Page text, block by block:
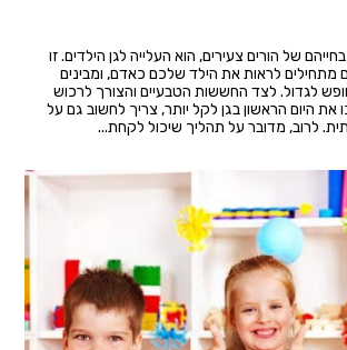
של הורים צעירים, הוא העלייה לגן הילדים. זו
לראות את הילד שלכם כאדם, ומבינים
לגדול. לצד החששות הטבעיים והצורך לרכוש
את היום הראשון בגן לקל יותר, צריך לחשוב גם על
לרוב, מדובר על תהליך שיכול לקחת...